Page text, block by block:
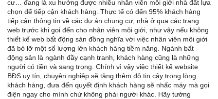
cư… đang là xu hướng được nhiều nhân viên môi giới nhà đất lựa
chọn để tiếp cận khách hàng. Thực tế có đến 95% khách hàng
tiếp cận thông tin về các dự án chung cư, nhà ở qua các trang
web trước khi gọi đến cho nhân viên môi giới, như vậy nếu không
thiết kế web bất động sản đồng nghĩa với việc nhân viên môi giới
đã bỏ lỡ một số lượng lớn khách hàng tiềm năng. Ngành bất
động sản là ngành đầy cạnh tranh, khách hàng cũng là những
người có tiền và sang trọng. Chính vì vậy việc thiết kế website
BĐS uy tín, chuyên nghiệp sẽ tăng thêm độ tin cậy trong lòng
khách hàng, đưa đến quyết định khách hàng sẽ nhấc máy mà gọi
điện ngay cho mình chứ không phải người khác. Hãy tưởng